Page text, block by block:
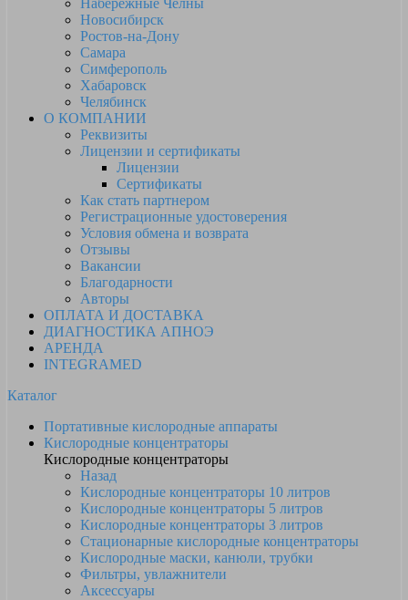
Набережные Челны
Новосибирск
Ростов-на-Дону
Самара
Симферополь
Хабаровск
Челябинск
О КОМПАНИИ
Реквизиты
Лицензии и сертификаты
Лицензии
Сертификаты
Как стать партнером
Регистрационные удостоверения
Условия обмена и возврата
Отзывы
Вакансии
Благодарности
Авторы
ОПЛАТА И ДОСТАВКА
ДИАГНОСТИКА АПНОЭ
АРЕНДА
INTEGRAMED
Каталог
Портативные кислородные аппараты
Кислородные концентраторы
Кислородные концентраторы
Назад
Кислородные концентраторы 10 литров
Кислородные концентраторы 5 литров
Кислородные концентраторы 3 литров
Стационарные кислородные концентраторы
Кислородные маски, канюли, трубки
Фильтры, увлажнители
Аксессуары